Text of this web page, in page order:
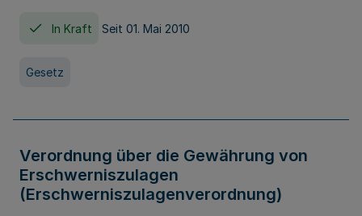
In Kraft Seit 01. Mai 2010
Gesetz
Verordnung über die Gewährung von
Erschwerniszulagen
(Erschwerniszulagenverordnung)